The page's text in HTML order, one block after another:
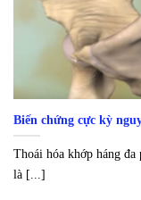
Biến chứng cực kỳ
Thoái hóa khớp háng
là [...]